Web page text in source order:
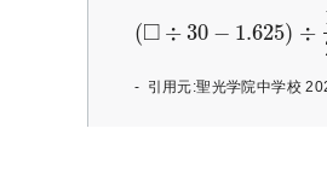
(□ ÷30 − 1.625) ÷
引用元:聖光学院中学校